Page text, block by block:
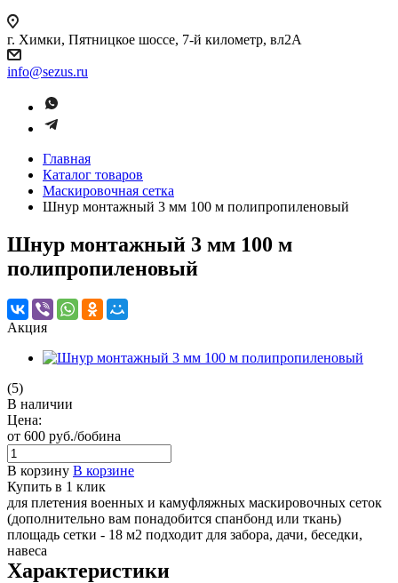
г. Химки, Пятницкое шоссе, 7-й километр, вл2А
info@sezus.ru
Главная
Каталог товаров
Маскировочная сетка
Шнур монтажный 3 мм 100 м полипропиленовый
Шнур монтажный 3 мм 100 м
полипропиленовый
Акция
(5)
В наличии
Цена:
от 600 руб./бобина
В корзину В корзине
Купить в 1 клик
для плетения военных и камуфляжных маскировочных сеток
(дополнительно вам понадобится спанбонд или ткань)
площадь сетки - 18 м2 подходит для забора, дачи, беседки,
навеса
Характеристики